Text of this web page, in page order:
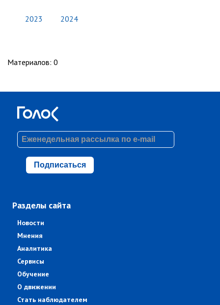
2023 2024
Материалов: 0
Подписаться
Разделы сайта
Новости
Мнения
Аналитика
Сервисы
Обучение
О движении
Стать наблюдателем